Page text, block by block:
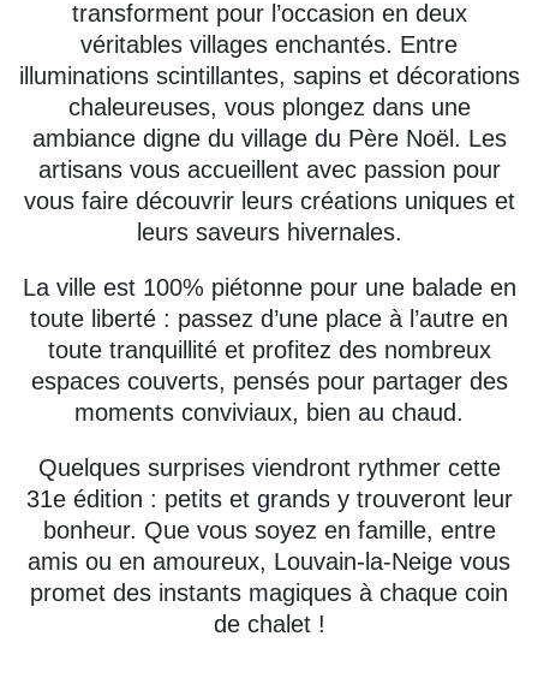
transforment pour l’occasion en deux
véritables villages enchantés. Entre
illuminations scintillantes, sapins et décorations
chaleureuses, vous plongez dans une
ambiance digne du village du Père Noël. Les
artisans vous accueillent avec passion pour
vous faire découvrir leurs créations uniques et
leurs saveurs hivernales.
La ville est 100% piétonne pour une balade en
toute liberté : passez d’une place à l’autre en
toute tranquillité et profitez des nombreux
espaces couverts, pensés pour partager des
moments conviviaux, bien au chaud.
Quelques surprises viendront rythmer cette
31e édition : petits et grands y trouveront leur
bonheur. Que vous soyez en famille, entre
amis ou en amoureux, Louvain-la-Neige vous
promet des instants magiques à chaque coin
de chalet !